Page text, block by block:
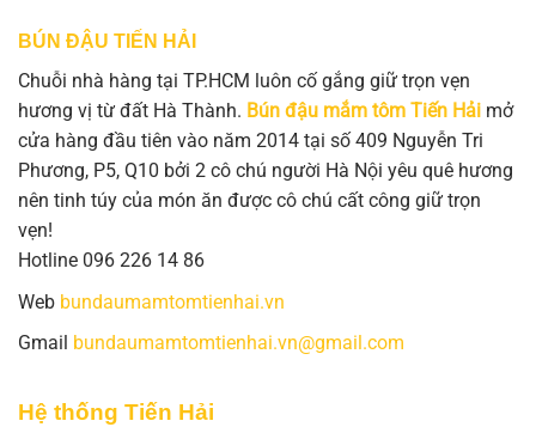
BÚN ĐẬU TIẾN HẢI
Chuỗi nhà hàng tại TP.HCM luôn cố gắng giữ trọn vẹn
hương vị từ đất Hà Thành. Bún đậu mắm tôm Tiến Hải mở
cửa hàng đầu tiên vào năm 2014 tại số 409 Nguyễn Tri
Phương, P5, Q10 bởi 2 cô chú người Hà Nội yêu quê hương
nên tinh túy của món ăn được cô chú cất công giữ trọn
vẹn!
Hotline 096 226 14 86
Web bundaumamtomtienhai.vn
Gmail bundaumamtomtienhai.vn@gmail.com
Hệ thống Tiến Hải